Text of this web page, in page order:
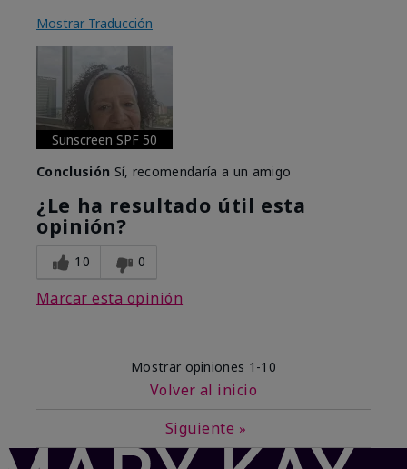
Mostrar Traducción
Sunscreen SPF 50
Conclusión Sí, recomendaría a un amigo
¿Le ha resultado útil esta
opinión?
10 0
Marcar esta opinión
Mostrar opiniones 1-10
Volver al inicio
Siguiente »